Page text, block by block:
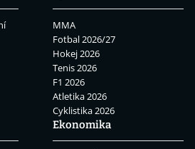
MMA
Fotbal 2026/27
Hokej 2026
Tenis 2026
F1 2026
Atletika 2026
Cyklistika 2026
Ekonomika